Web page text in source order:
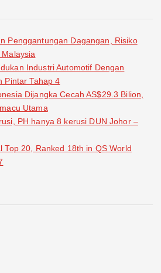
Penggantungan Dagangan, Risiko
Industri Automotif Dengan
Pintar Tahap 4
Dijangka Cecah AS$29.3 Bilion,
Utama
PH hanya 8 kerusi DUN Johor –
Top 20, Ranked 18th in QS World